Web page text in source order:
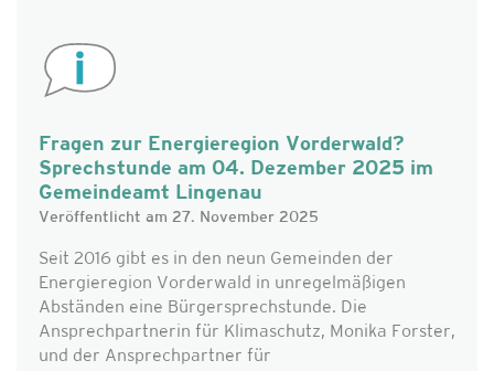
Fragen zur Energieregion Vorderwald?
Sprechstunde am 04. Dezember 2025 im
Gemeindeamt Lingenau
Veröffentlicht am 27. November 2025
Seit 2016 gibt es in den neun Gemeinden der
Energieregion Vorderwald in unregelmäßigen
Abständen eine Bürgersprechstunde. Die
Ansprechpartnerin für Klimaschutz, Monika Forster,
und der Ansprechpartner für